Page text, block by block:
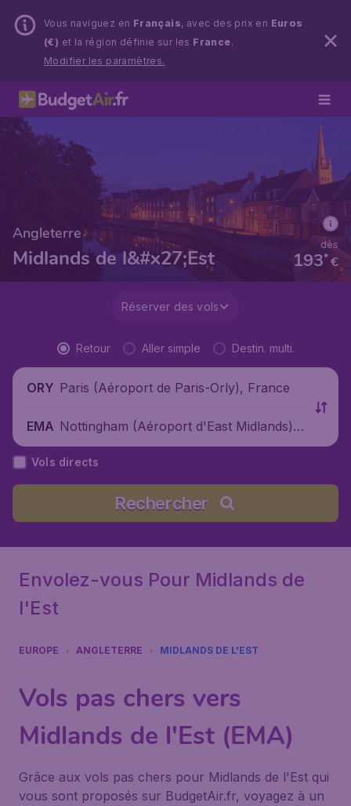
Vous naviguez en Français, avec des prix en Euros
(€) et la région définie sur les France.
Modifier les paramètres.
Angleterre
Midlands de l&#x27;Est €
193*
dès
Réserver des vols
Retour Aller simple Destin. multi.
ORY Paris (Aéroport de Paris-Orly), France
EMA Nottingham (Aéroport d'East Midlands),
Royaume-Uni
Vols directs
Rechercher
Envolez-vous Pour Midlands de
l'Est
EUROPE ANGLETERRE MIDLANDS DE L'EST
Vols pas chers vers
Midlands de l'Est (EMA)
Grâce aux vols pas chers pour Midlands de l'Est qui
vous sont proposés sur BudgetAir.fr, voyagez à un